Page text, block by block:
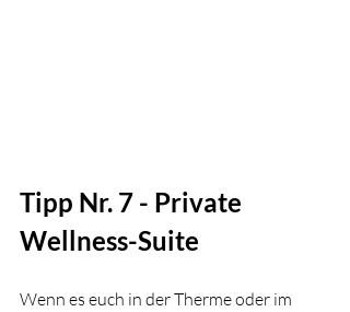
Tipp Nr. 7 - Private
Wellness-Suite
Wenn es euch in der Therme oder im